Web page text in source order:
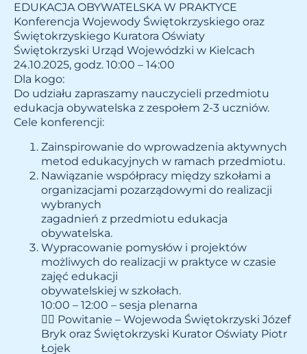
EDUKACJA OBYWATELSKA W PRAKTYCE
Konferencja Wojewody Świętokrzyskiego oraz
Świętokrzyskiego Kuratora Oświaty
Świętokrzyski Urząd Wojewódzki w Kielcach
24.10.2025, godz. 10:00 – 14:00
Dla kogo:
Do udziału zapraszamy nauczycieli przedmiotu
edukacja obywatelska z zespołem 2-3 uczniów.
Cele konferencji:
Zainspirowanie do wprowadzenia aktywnych
metod edukacyjnych w ramach przedmiotu.
Nawiązanie współpracy między szkołami a
organizacjami pozarządowymi do realizacji
wybranych
zagadnień z przedmiotu edukacja
obywatelska.
Wypracowanie pomysłów i projektów
możliwych do realizacji w praktyce w czasie
zajęć edukacji
obywatelskiej w szkołach.
10:00 – 12:00 – sesja plenarna
 Powitanie – Wojewoda Świętokrzyski Józef
Bryk oraz Świętokrzyski Kurator Oświaty Piotr
Łojek